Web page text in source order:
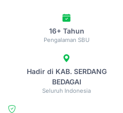
16+ Tahun
Pengalaman SBU
Hadir di KAB. SERDANG
BEDAGAI
Seluruh Indonesia